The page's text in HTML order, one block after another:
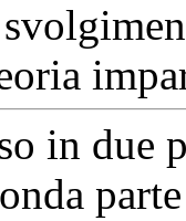
in due